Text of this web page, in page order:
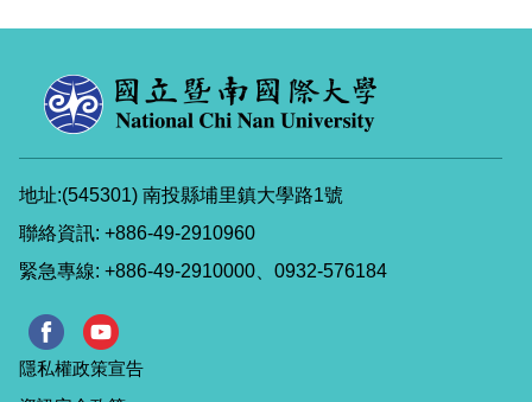
地址:(545301) 南投縣埔里鎮大學路1號
聯絡資訊: +886-49-2910960
緊急專線: +886-49-2910000、0932-576184
隱私權政策宣告